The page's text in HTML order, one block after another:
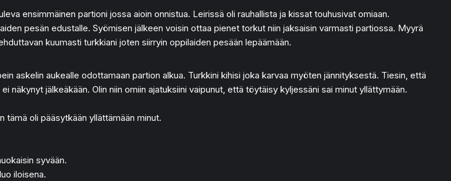
ensimmäinen partioni jossa aioin onnistua. Leirissä oli rauhallista ja kissat touhusivat omiaan.
pesän edustalle. Syömisen jälkeen voisin ottaa pienet torkut niin jaksaisin varmasti partiossa. Myyrä
kuumasti turkkiani joten siirryin oppilaiden pesään lepäämään.
askelin aukealle odottamaan partion alkua. Turkkini kihisi joka karvaa myöten jännityksestä. Tiesin, että
näkynyt jälkeäkään. Olin niin omiin ajatuksiini vaipunut, että töytäisy kyljessäni sai minut yllättymään.
tämä oli pääsytkään yllättämään minut.
syvään.
iloisena.